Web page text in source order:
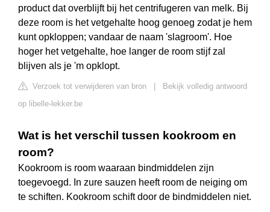
product dat overblijft bij het centrifugeren van melk. Bij
deze room is het vetgehalte hoog genoeg zodat je hem
kunt opkloppen; vandaar de naam 'slagroom'. Hoe
hoger het vetgehalte, hoe langer de room stijf zal
blijven als je 'm opklopt.
Verzoek tot verwijderen van bron
Bekijk volledig antwoord
op libelle-lekker.be
Wat is het verschil tussen kookroom en
room?
Kookroom is room waaraan bindmiddelen zijn
toegevoegd. In zure sauzen heeft room de neiging om
te schiften. Kookroom schift door de bindmiddelen niet.